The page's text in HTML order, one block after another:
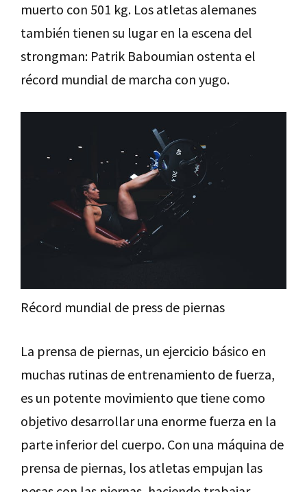
muerto con 501 kg. Los atletas alemanes
también tienen su lugar en la escena del
strongman: Patrik Baboumian ostenta el
récord mundial de marcha con yugo.
Récord mundial de press de piernas
La prensa de piernas, un ejercicio básico en
muchas rutinas de entrenamiento de fuerza,
es un potente movimiento que tiene como
objetivo desarrollar una enorme fuerza en la
parte inferior del cuerpo. Con una máquina de
prensa de piernas, los atletas empujan las